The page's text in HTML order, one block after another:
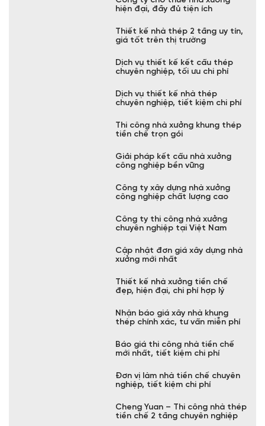
Đơn vị chuyên xây nhà tiền chế
cấp 4 tiết kiệm
Mẫu nhà khung thép thiết kế
chế tiết kiệm chi phí
Báo giá thiết kế và thi công nhà
khung thép trọn gói
Dịch vụ thi công nhà tiền chế
hiện đại, đầy đủ tiện ích